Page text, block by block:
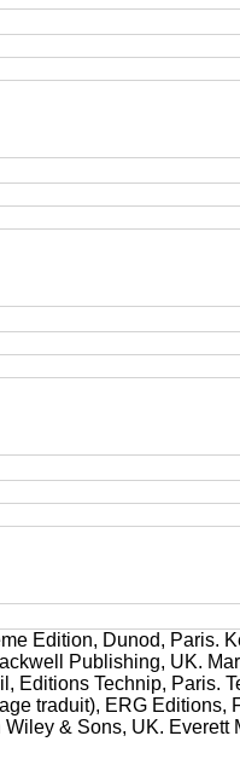
Edition, Dunod, Paris.
Publishing, UK.
Editions Technip, Paris.
traduit), ERG Editions,
& Sons, UK. Everett